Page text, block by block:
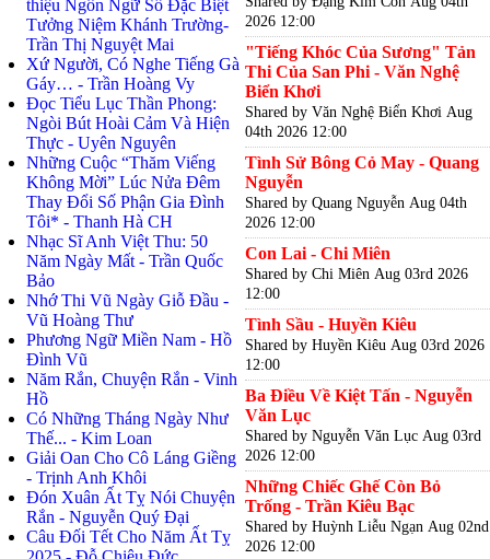
thiệu Ngôn Ngữ Số Đặc Biệt
Tưởng Niệm Khánh Trường-
Trần Thị Nguyệt Mai
Xứ Người, Có Nghe Tiếng Gà
Gáy… - Trần Hoàng Vy
Đọc Tiểu Lục Thần Phong:
Ngòi Bút Hoài Cảm Và Hiện
Thực - Uyên Nguyên
Những Cuộc “Thăm Viếng
Không Mời” Lúc Nửa Đêm
Thay Đổi Số Phận Gia Đình
Tôi* - Thanh Hà CH
Nhạc Sĩ Anh Việt Thu: 50
Năm Ngày Mất - Trần Quốc
Bảo
Nhớ Thi Vũ Ngày Giỗ Đầu -
Vũ Hoàng Thư
Phương Ngữ Miền Nam - Hồ
Đình Vũ
Năm Rắn, Chuyện Rắn - Vinh
Hồ
Có Những Tháng Ngày Như
Thế... - Kim Loan
Giải Oan Cho Cô Láng Giềng
- Trịnh Anh Khôi
Đón Xuân Ất Tỵ Nói Chuyện
Rắn - Nguyễn Quý Đại
Câu Đối Tết Cho Năm Ất Tỵ
2026 12:00
"Tiếng Khóc Của Sương" Tản
Thi Của San Phi - Văn Nghệ
Biển Khơi
Shared by Văn Nghệ Biển Khơi Aug
04th 2026 12:00
Tình Sử Bông Cỏ May - Quang
Nguyễn
Shared by Quang Nguyễn Aug 04th
2026 12:00
Con Lai - Chi Miên
Shared by Chi Miên Aug 03rd 2026
12:00
Tình Sầu - Huyền Kiêu
Shared by Huyền Kiêu Aug 03rd 2026
12:00
Ba Điều Về Kiệt Tấn - Nguyễn
Văn Lục
Shared by Nguyễn Văn Lục Aug 03rd
2026 12:00
Những Chiếc Ghế Còn Bỏ
Trống - Trần Kiêu Bạc
Shared by Huỳnh Liễu Ngạn Aug 02nd
2026 12:00